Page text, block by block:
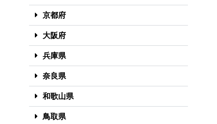
京都府
大阪府
兵庫県
奈良県
和歌山県
鳥取県